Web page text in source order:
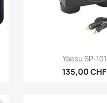
Anteprima
Yaesu SP-101
135,00 CHF